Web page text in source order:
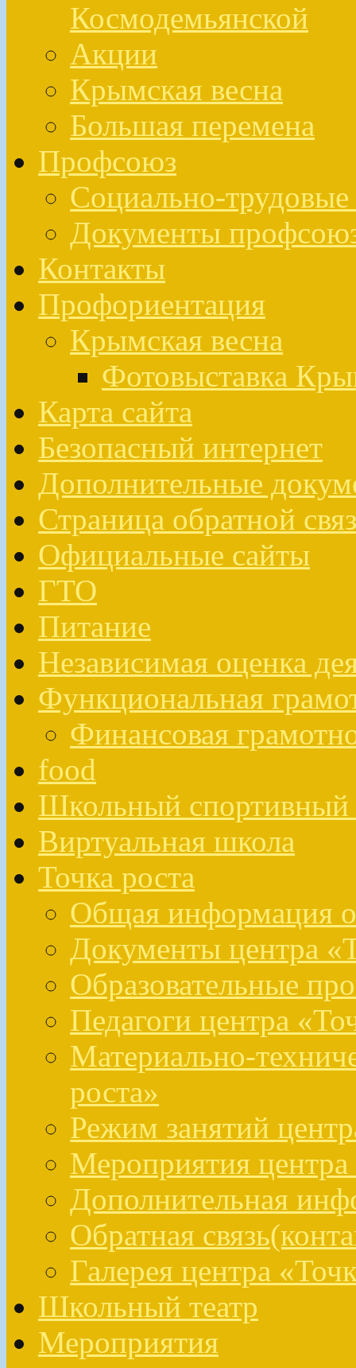
Космодемьянской
Акции
Крымская весна
Большая перемена
Профсоюз
Социально-трудовые
Документы
Контакты
Профориентация
Крымская весна
Фотовыставка
Карта сайта
Безопасный интернет
Дополнительные
Страница обратной
Официальные сайты
ГТО
Питание
Независимая оценка
Функциональная
Финансовая
food
Школьный спортивный
Виртуальная школа
Точка роста
Общая информация о
Документы центра
Образовательные
Педагоги центра
Материально-
роста»
Режим занятий
Мероприятия центра
Дополнительная
Обратная
Галерея центра
Школьный театр
Мероприятия